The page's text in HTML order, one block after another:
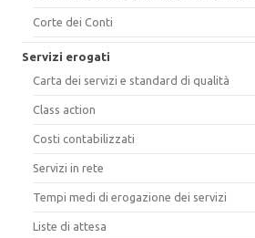
Corte dei Conti
Servizi erogati
Carta dei servizi e standard di qualità
Class action
Costi contabilizzati
Servizi in rete
Tempi medi di erogazione dei servizi
Liste di attesa